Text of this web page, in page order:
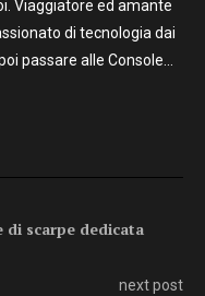
Viaggiatore ed amante
di tecnologia dai
passare alle Console…
di scarpe dedicata
next post